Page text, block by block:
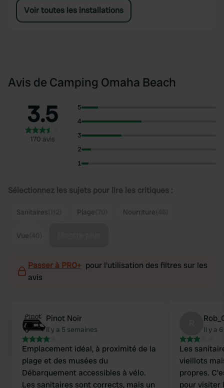
Voir toutes les installations
Avis de Camping Omaha Beach
3.5
170 avis
5
4
3
2
1
Sélectionnez les sujets pour lire les critiques :
Sanitaires Plage Nourriture
Vue
Passer à PRO+ pour l'utilisation des filtres sur les
avis
Pinot Noir
Il y a 5 semaines
Emplacement idéal, à proximité de la
plage et des musées du
Débarquement accessibles à vélo.
Les sanitaires sont corrects, mais un
Il y a
Les
vieillots
propres.
pour visiter